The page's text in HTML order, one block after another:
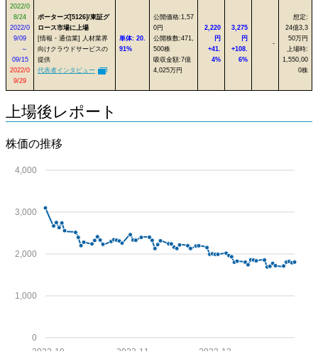
2022/0
8/24
2022/0
9/09
～
09/15
2022/0
9/29
ポーターズ[5126]/東証グ
ロース市場に上場
[情報・通信業] 人材業界
向けクラウドサービスの
提供
代表者インタビュー
単体: 20.
91%
公開価格:1,57
0円
公開株数:471,
500株
吸収金額:7億
4,025万円
2,220
円
+41.
4%
3,275
円
+108.
6%
-
想定:
24億3,3
50万円
上場時:
1,550,00
0株
上場後レポート
株価の推移
0
1,000
2,000
3,000
4,000
2022-12
2022-11
2022-10